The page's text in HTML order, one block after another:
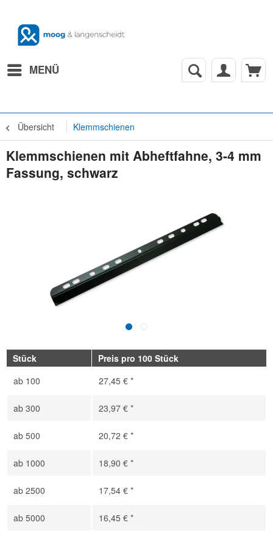
MENÜ
Übersicht Klemmschienen
Klemmschienen mit Abheftfahne, 3-4 mm
Fassung, schwarz
Stück
Preis pro 100 Stück
ab 100 27,45 € *
ab 300 23,97 € *
ab 500 20,72 € *
ab 1000 18,90 € *
ab 2500 17,54 € *
ab 5000 16,45 € *